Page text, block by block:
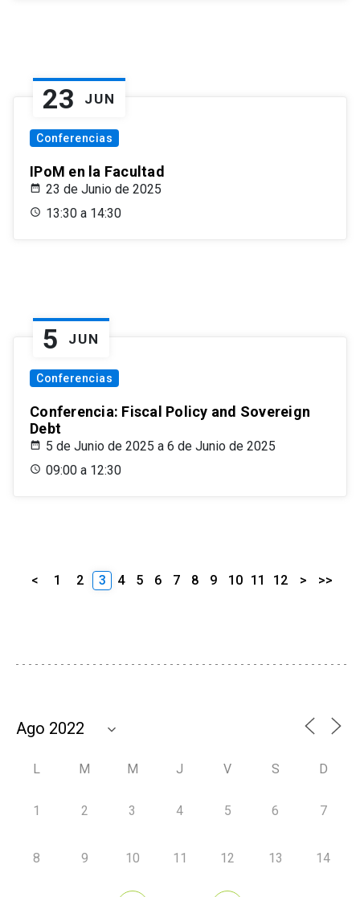
23 JUN
Conferencias
IPoM en la Facultad
23 de Junio de 2025
13:30 a 14:30
5 JUN
Conferencias
Conferencia: Fiscal Policy and Sovereign
Debt
5 de Junio de 2025 a 6 de Junio de 2025
09:00 a 12:30
< 1 2 3 4 5 6 7 8 9 10 11 12 > >>
L M M J V S D
1 2 3 4 5 6 7
8 9 10 11 12 13 14